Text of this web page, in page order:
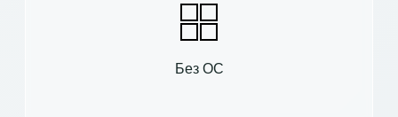
Без ОС